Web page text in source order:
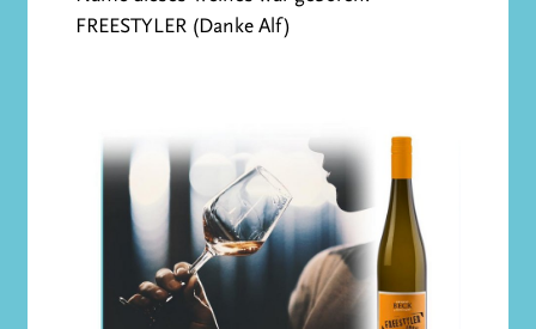
FREESTYLER (Danke Alf)